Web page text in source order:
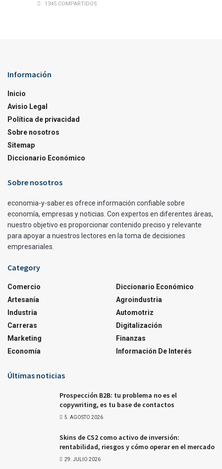
1345 COMPARTIDOS
Información
Inicio
Avisio Legal
Política de privacidad
Sobre nosotros
Sitemap
Diccionario Económico
Sobre nosotros
economia-y-saber.es ofrece información confiable sobre
economía, empresas y noticias. Con expertos en diferentes áreas,
nuestro objetivo es proporcionar contenido preciso y relevante
para apoyar a nuestros lectores en la toma de decisiones
empresariales.
Category
Comercio
Artesanía
Industria
Carreras
Marketing
Economía
Diccionario Económico
Agroindustria
Automotriz
Digitalización
Finanzas
Información De Interés
Últimas noticias
Prospección B2B: tu problema no es el
copywriting, es tu base de contactos
5. AGOSTO 2026
Skins de CS2 como activo de inversión:
rentabilidad, riesgos y cómo operar en el mercado
29. JULIO 2026